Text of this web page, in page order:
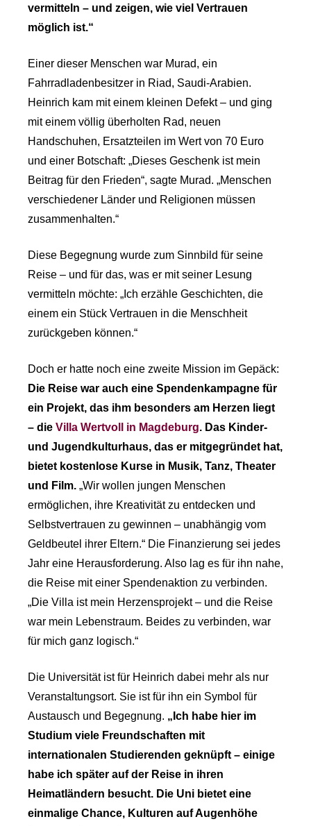
vermitteln – und zeigen, wie viel Vertrauen
möglich ist.“
Einer dieser Menschen war Murad, ein
Fahrradladenbesitzer in Riad, Saudi-Arabien.
Heinrich kam mit einem kleinen Defekt – und ging
mit einem völlig überholten Rad, neuen
Handschuhen, Ersatzteilen im Wert von 70 Euro
und einer Botschaft: „Dieses Geschenk ist mein
Beitrag für den Frieden“, sagte Murad. „Menschen
verschiedener Länder und Religionen müssen
zusammenhalten.“
Diese Begegnung wurde zum Sinnbild für seine
Reise – und für das, was er mit seiner Lesung
vermitteln möchte: „Ich erzähle Geschichten, die
einem ein Stück Vertrauen in die Menschheit
zurückgeben können.“
Doch er hatte noch eine zweite Mission im Gepäck:
Die Reise war auch eine Spendenkampagne für
ein Projekt, das ihm besonders am Herzen liegt
– die Villa Wertvoll in Magdeburg. Das Kinder-
und Jugendkulturhaus, das er mitgegründet hat,
bietet kostenlose Kurse in Musik, Tanz, Theater
und Film. „Wir wollen jungen Menschen
ermöglichen, ihre Kreativität zu entdecken und
Selbstvertrauen zu gewinnen – unabhängig vom
Geldbeutel ihrer Eltern.“ Die Finanzierung sei jedes
Jahr eine Herausforderung. Also lag es für ihn nahe,
die Reise mit einer Spendenaktion zu verbinden.
„Die Villa ist mein Herzensprojekt – und die Reise
war mein Lebenstraum. Beides zu verbinden, war
für mich ganz logisch.“
Die Universität ist für Heinrich dabei mehr als nur
Veranstaltungsort. Sie ist für ihn ein Symbol für
Austausch und Begegnung. „Ich habe hier im
Studium viele Freundschaften mit
internationalen Studierenden geknüpft – einige
habe ich später auf der Reise in ihren
Heimatländern besucht. Die Uni bietet eine
einmalige Chance, Kulturen auf Augenhöhe